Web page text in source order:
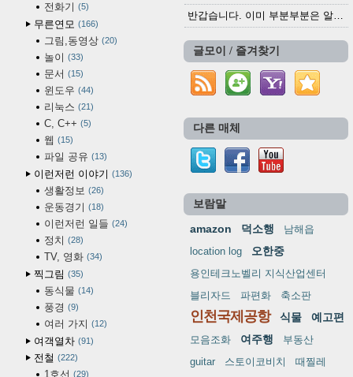
전화기 5
무른연모 166
그림,동영상 20
놀이 33
문서 15
윈도우 44
리눅스 21
C, C++ 5
웹 15
파일 공유 13
이런저런 이야기 136
생활정보 26
운동경기 18
이런저런 일들 24
정치 28
TV, 영화 34
찍그림 35
동식물 14
풍경 9
여러 가지 12
여객열차 91
전철 222
1호선 29
반갑습니다. 이미 부분부분은 알려진 정보들이...
글모이 / 즐겨찾기
다른 매체
보람말
amazon 덕소행
남해읍
location log
오한중
용인테크노벨리 지식산업센터
블리자드
파편화 축소판
인천국제공항 식물 예고편
모음조화 여주행
부동산
guitar
스토이코비치
때찔레